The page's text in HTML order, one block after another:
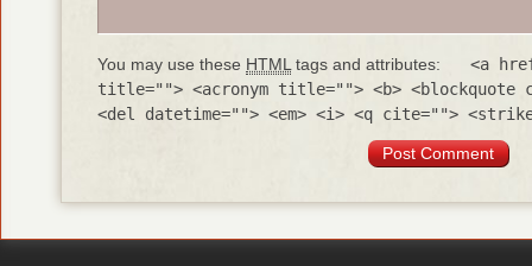
You may use these HTMLtags and attributes:
<a
title=""> <acronym title=""> <b> <blockquote
<del datetime=""> <em> <i> <q cite="">